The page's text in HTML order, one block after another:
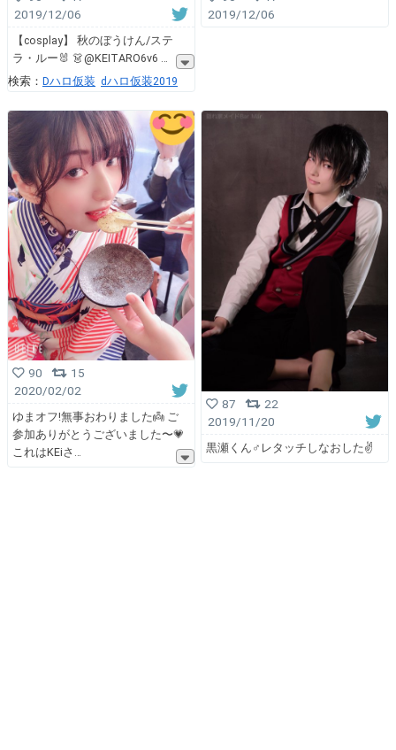
2019/12/06
【cosplay】 秋のぼうけん/ステ
ラ・ルー🐰 👗@KEITARO6v6
検索： Dハロ仮装 dハロ仮装2019
2019/12/06
90
15
2020/02/02
ゆまオフ!無事おわりました👼 ご
参加ありがとうございました〜💗
これはKEiさ
87
22
2019/11/20
黒瀬くん♂レタッチしなおした✌️